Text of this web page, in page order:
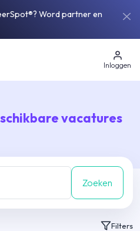
Word partner en
Inloggen
vacatures
Zoeken
Filters